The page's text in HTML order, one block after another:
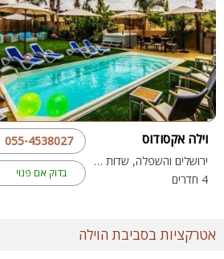
וילה אקסודוס
ירושלים והשפלה, שדות מיכה
4 חדרים
בדוק אם פנוי
055-4538027
אטרקציות בסביבת הוילה